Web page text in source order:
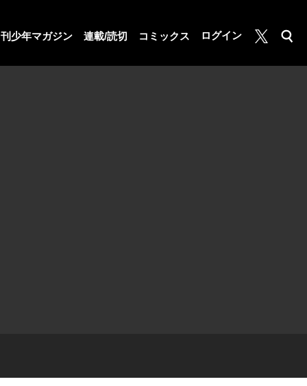
少年マガジン 連載/読切 コミックス ログイン
月マガ基地
検索